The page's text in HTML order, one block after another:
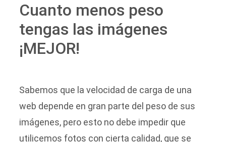
Cuanto menos peso
tengas las imágenes
¡MEJOR!
Sabemos que la velocidad de carga de una
web depende en gran parte del peso de sus
imágenes, pero esto no debe impedir que
utilicemos fotos con cierta calidad, que se